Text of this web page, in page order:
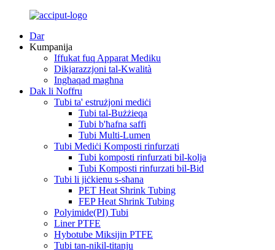
Dar
Kumpanija
Iffukat fuq Apparat Mediku
Dikjarazzjoni tal-Kwalità
Ingħaqad magħna
Dak li Noffru
Tubi ta' estrużjoni mediċi
Tubi tal-Bużżieqa
Tubi b'ħafna saffi
Tubi Multi-Lumen
Tubi Mediċi Komposti rinfurzati
Tubi komposti rinfurzati bil-kolja
Tubi Komposti rinfurzati bil-Bid
Tubi li jiċkienu s-sħana
PET Heat Shrink Tubing
FEP Heat Shrink Tubing
Polyimide(PI) Tubi
Liner PTFE
Hybotube Miksijin PTFE
Tubi tan-nikil-titanju